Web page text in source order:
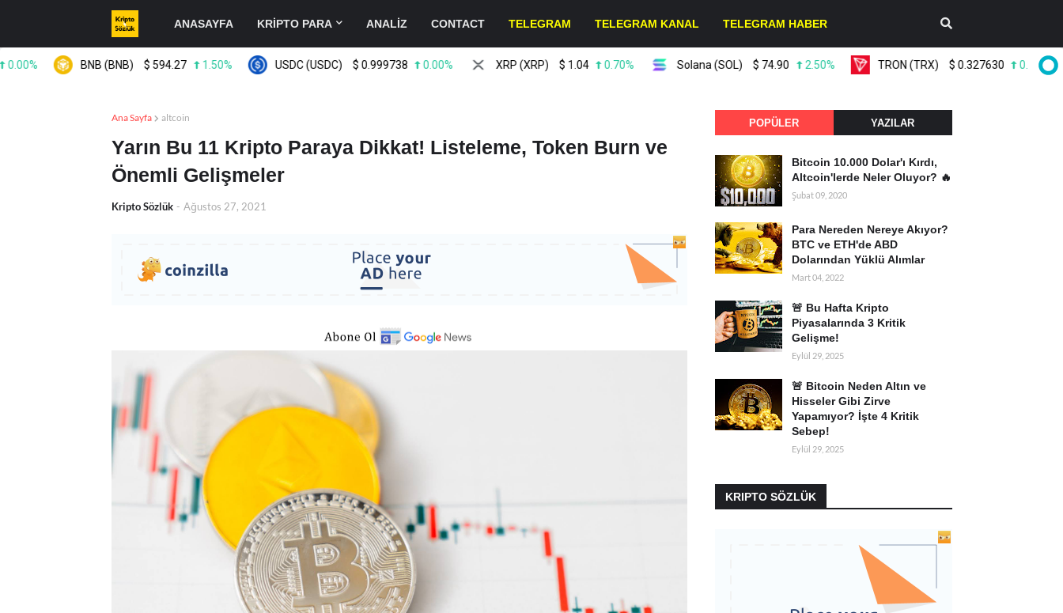
ANASAYFA KRİPTO PARA ANALİZ CONTACT TELEGRAM TELEGRAM KANAL TELEGRAM HABER
BNB (BNB) $594.27 1.50% USDC (USDC) $0.999738 0.00% XRP (XRP) $1.04 0.70% Solana (SOL) $74.90 2.50% TRON (TRX) $0.327630 0.20%
Ana Sayfa altcoin
Yarın Bu 11 Kripto Paraya Dikkat! Listeleme, Token Burn ve
Önemli Gelişmeler
Kripto Sözlük - Ağustos 27, 2021
POPÜLER YAZILAR
Bitcoin 10.000 Dolar'ı Kırdı,
Altcoin'lerde Neler Oluyor? 🔥
Şubat 09, 2020
Para Nereden Nereye Akıyor?
BTC ve ETH'de ABD
Dolarından Yüklü Alımlar
Mart 04, 2022
🚨 Bu Hafta Kripto
Piyasalarında 3 Kritik
Gelişme!
Eylül 29, 2025
🚨 Bitcoin Neden Altın ve
Hisseler Gibi Zirve
Yapamıyor? İşte 4 Kritik
Sebep!
Eylül 29, 2025
KRIPTO SÖZLÜK